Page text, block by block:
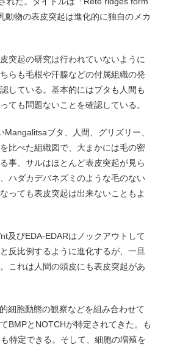
物の表皮突起は進化的に独自のメカ
突起の研究は行われていないように
らも毛根や汗腺などの付属組織の発
している。基本的にはブタも人間も
ても問題ないことを確認している。
ブタ、人間、グリズリー、
比べた組織図で、大まかには毛の密
事、サルはほとんど表皮突起が見ら
ハダカデバネズミのような毛のない
っても表皮突起は出来ないこともよ
及びEDA-EDARはノックアウトして
反比例するように進化するが、一旦
これは人間の頭皮にも表皮突起があ
細胞動態の観察などを組み合わせて
BMPとNOTCHが特定されてきた。も
特定できる。そして、細胞の増殖を